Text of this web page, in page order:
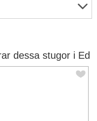
dessa stugor i Ed